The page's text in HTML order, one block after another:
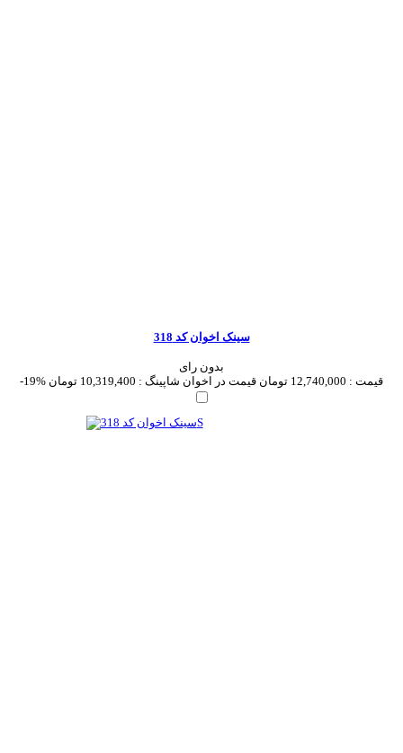
سینک اخوان کد 318
بدون رای
-19%
قیمت : 12,740,000 تومان قیمت در اخوان شاپینگ : 10,319,400 تومان